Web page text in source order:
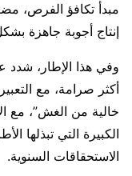
مبدأ تكافؤ الفرص،
إنتاج أجوبة جاهزة
وفي هذا الإطار، شدد
أكثر صرامة، مع
خالية من الغش”، مع
الكبيرة التي تبذلها
الاستحقاقات السنوية.